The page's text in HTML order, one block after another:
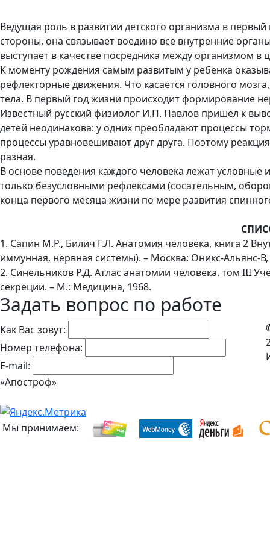
Ведущая роль в развитии детского организма в
стороны, она связывает воедино все внутренние
выступает в качестве посредника между организмом
К моменту рождения самым развитым у ребенка
рефлекторные движения. Что касается головного
тела. В первый год жизни происходит формирование
Известный русский физиолог И.П. Павлов пришел к
детей неодинакова: у одних преобладают процессы
процессы уравновешивают друг друга. Поэтому
разная.
В основе поведения каждого человека лежат
только безусловными рефлексами (сосательным,
конца первого месяца жизни по мере развития
1. Сапин М.Р., Билич Г.Л. Анатомия человека, книга 2
иммунная, нервная системы). – Москва: Оникс-Альянс-В,
2. Синельников Р.Д. Атлас анатомии человека, том III
секреции. – М.: Медицина, 1968.
Задать вопрос по работе
Как Вас зовут:
Номер телефона:
E-mail:
«Апостроф»
Мы принимаем: